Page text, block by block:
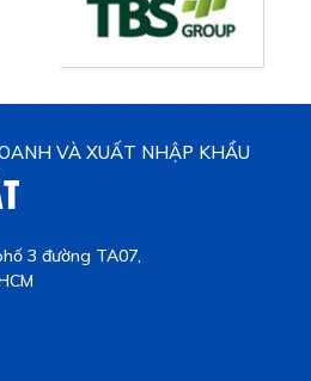
VÀ XUẤT NHẬP KHẨU
3 đường TA07,